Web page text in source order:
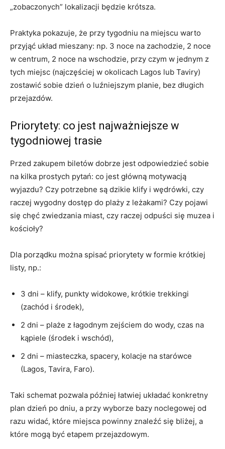
„zobaczonych” lokalizacji będzie krótsza.
Praktyka pokazuje, że przy tygodniu na miejscu warto
przyjąć układ mieszany: np. 3 noce na zachodzie, 2 noce
w centrum, 2 noce na wschodzie, przy czym w jednym z
tych miejsc (najczęściej w okolicach Lagos lub Taviry)
zostawić sobie dzień o luźniejszym planie, bez długich
przejazdów.
Priorytety: co jest najważniejsze w
tygodniowej trasie
Przed zakupem biletów dobrze jest odpowiedzieć sobie
na kilka prostych pytań: co jest główną motywacją
wyjazdu? Czy potrzebne są dzikie klify i wędrówki, czy
raczej wygodny dostęp do plaży z leżakami? Czy pojawi
się chęć zwiedzania miast, czy raczej odpuści się muzea i
kościoły?
Dla porządku można spisać priorytety w formie krótkiej
listy, np.:
3 dni – klify, punkty widokowe, krótkie trekkingi
(zachód i środek),
2 dni – plaże z łagodnym zejściem do wody, czas na
kąpiele (środek i wschód),
2 dni – miasteczka, spacery, kolacje na starówce
(Lagos, Tavira, Faro).
Taki schemat pozwala później łatwiej układać konkretny
plan dzień po dniu, a przy wyborze bazy noclegowej od
razu widać, które miejsca powinny znaleźć się bliżej, a
które mogą być etapem przejazdowym.